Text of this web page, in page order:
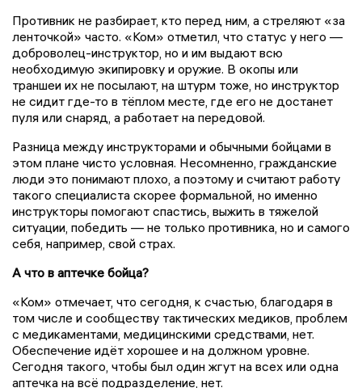
Противник не разбирает, кто перед ним, а стреляют «за
ленточкой» часто. «Ком» отметил, что статус у него —
доброволец-инструктор, но и им выдают всю
необходимую экипировку и оружие. В окопы или
траншеи их не посылают, на штурм тоже, но инструктор
не сидит где-то в тёплом месте, где его не достанет
пуля или снаряд, а работает на передовой.
Разница между инструкторами и обычными бойцами в
этом плане чисто условная. Несомненно, гражданские
люди это понимают плохо, а поэтому и считают работу
такого специалиста скорее формальной, но именно
инструкторы помогают спастись, выжить в тяжелой
ситуации, победить — не только противника, но и самого
себя, например, свой страх.
А что в аптечке бойца?
«Ком» отмечает, что сегодня, к счастью, благодаря в
том числе и сообществу тактических медиков, проблем
с медикаментами, медицинскими средствами, нет.
Обеспечение идёт хорошее и на должном уровне.
Сегодня такого, чтобы был один жгут на всех или одна
аптечка на всё подразделение, нет.